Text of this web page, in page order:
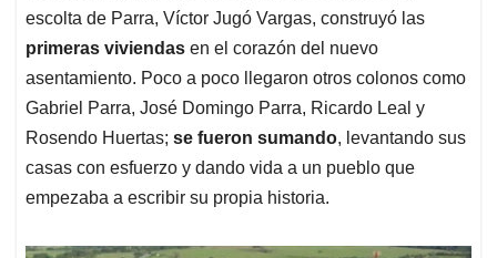
escolta de Parra, Víctor Jugó Vargas, construyó las
primeras viviendas en el corazón del nuevo
asentamiento. Poco a poco llegaron otros colonos como
Gabriel Parra, José Domingo Parra, Ricardo Leal y
Rosendo Huertas; se fueron sumando, levantando sus
casas con esfuerzo y dando vida a un pueblo que
empezaba a escribir su propia historia.